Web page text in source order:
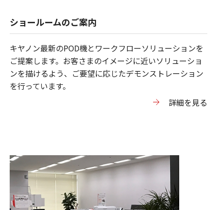
ショールームのご案内
キヤノン最新のPOD機とワークフローソリューションを
ご提案します。お客さまのイメージに近いソリューショ
ンを描けるよう、ご要望に応じたデモンストレーション
を行っています。
詳細を見る